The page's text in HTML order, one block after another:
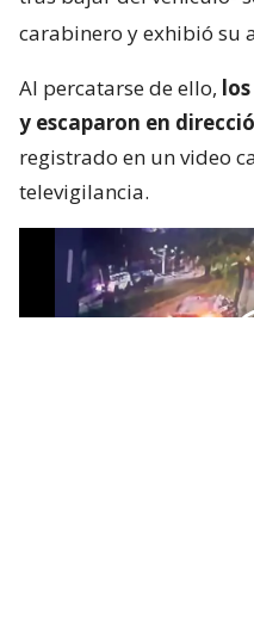
carabinero y exhibió su
Al percatarse de ello,
y escaparon en
registrado en un video
televigilancia.